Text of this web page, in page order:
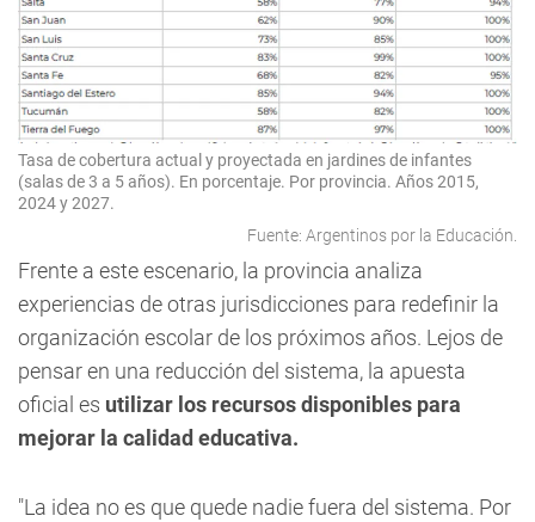
Tasa de cobertura actual y proyectada en jardines de infantes
(salas de 3 a 5 años). En porcentaje. Por provincia. Años 2015,
2024 y 2027.
Fuente: Argentinos por la Educación.
Frente a este escenario, la provincia analiza
experiencias de otras jurisdicciones para redefinir la
organización escolar de los próximos años. Lejos de
pensar en una reducción del sistema, la apuesta
oficial es utilizar los recursos disponibles para
mejorar la calidad educativa.
"La idea no es que quede nadie fuera del sistema. Por